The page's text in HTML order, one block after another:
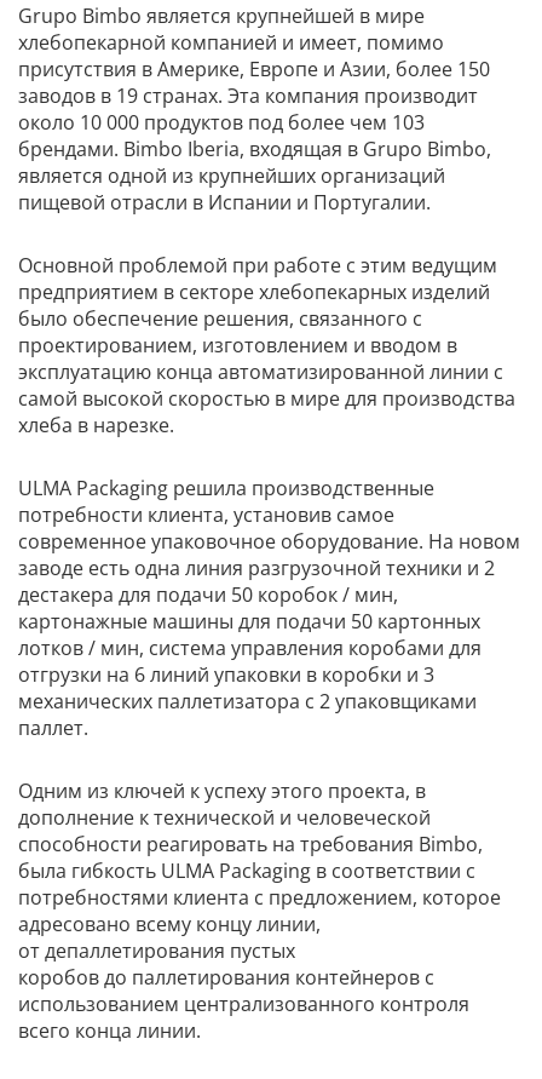
Grupo Bimbo является крупнейшей в мире
хлебопекарной компанией и имеет, помимо
присутствия в Америке, Европе и Азии, более 150
заводов в 19 странах. Эта компания производит
около 10 000 продуктов под более чем 103
брендами. Bimbo Iberia, входящая в Grupo Bimbo,
является одной из крупнейших организаций
пищевой отрасли в Испании и Португалии.
Основной проблемой при работе с этим ведущим
предприятием в секторе хлебопекарных изделий
было обеспечение решения, связанного с
проектированием, изготовлением и вводом в
эксплуатацию конца автоматизированной линии с
самой высокой скоростью в мире для производства
хлеба в нарезке.
ULMA Packaging решила производственные
потребности клиента, установив самое
современное упаковочное оборудование. На новом
заводе есть одна линия разгрузочной техники и 2
дестакера для подачи 50 коробок / мин,
картонажные машины для подачи 50 картонных
лотков / мин, система управления коробами для
отгрузки на 6 линий упаковки в коробки и 3
механических паллетизатора с 2 упаковщиками
паллет.
Одним из ключей к успеху этого проекта, в
дополнение к технической и человеческой
способности реагировать на требования Bimbo,
была гибкость ULMA Packaging в соответствии с
потребностями клиента с предложением, которое
адресовано всему концу линии,
от депаллетирования пустых
коробов до паллетирования контейнеров с
использованием централизованного контроля
всего конца линии.